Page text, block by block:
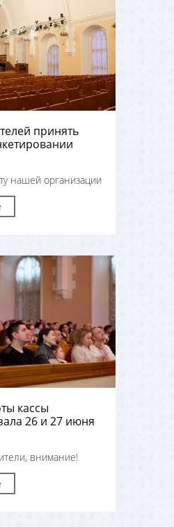
принять
нашей организации
кассы
26 и 27 июня
внимание!